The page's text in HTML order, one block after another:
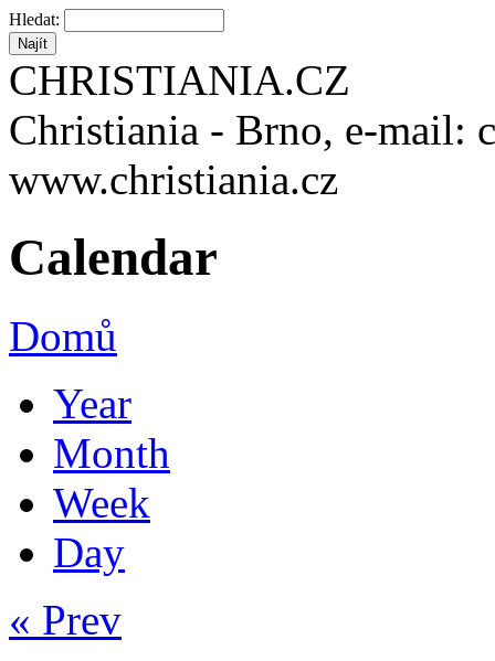
Hledat:
CHRISTIANIA.CZ
Christiania - Brno, e-mail:
www.christiania.cz
Calendar
Domů
Year
Month
Week
Day
« Prev